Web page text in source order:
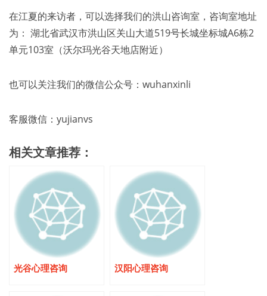
在江夏的来访者，可以选择我们的洪山咨询室，咨询室地址
为： 湖北省武汉市洪山区关山大道519号长城坐标城A6栋2
单元103室（沃尔玛光谷天地店附近）
也可以关注我们的微信公众号：wuhanxinli
客服微信：yujianvs
相关文章推荐：
光谷心理咨询 汉阳心理咨询